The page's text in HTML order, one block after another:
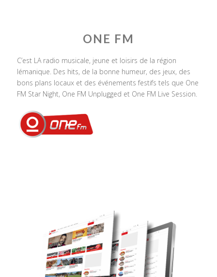
ONE FM
C’est LA radio musicale, jeune et loisirs de la région
lémanique. Des hits, de la bonne humeur, des jeux, des
bons plans locaux et des événements festifs tels que One
FM Star Night, One FM Unplugged et One FM Live Session.